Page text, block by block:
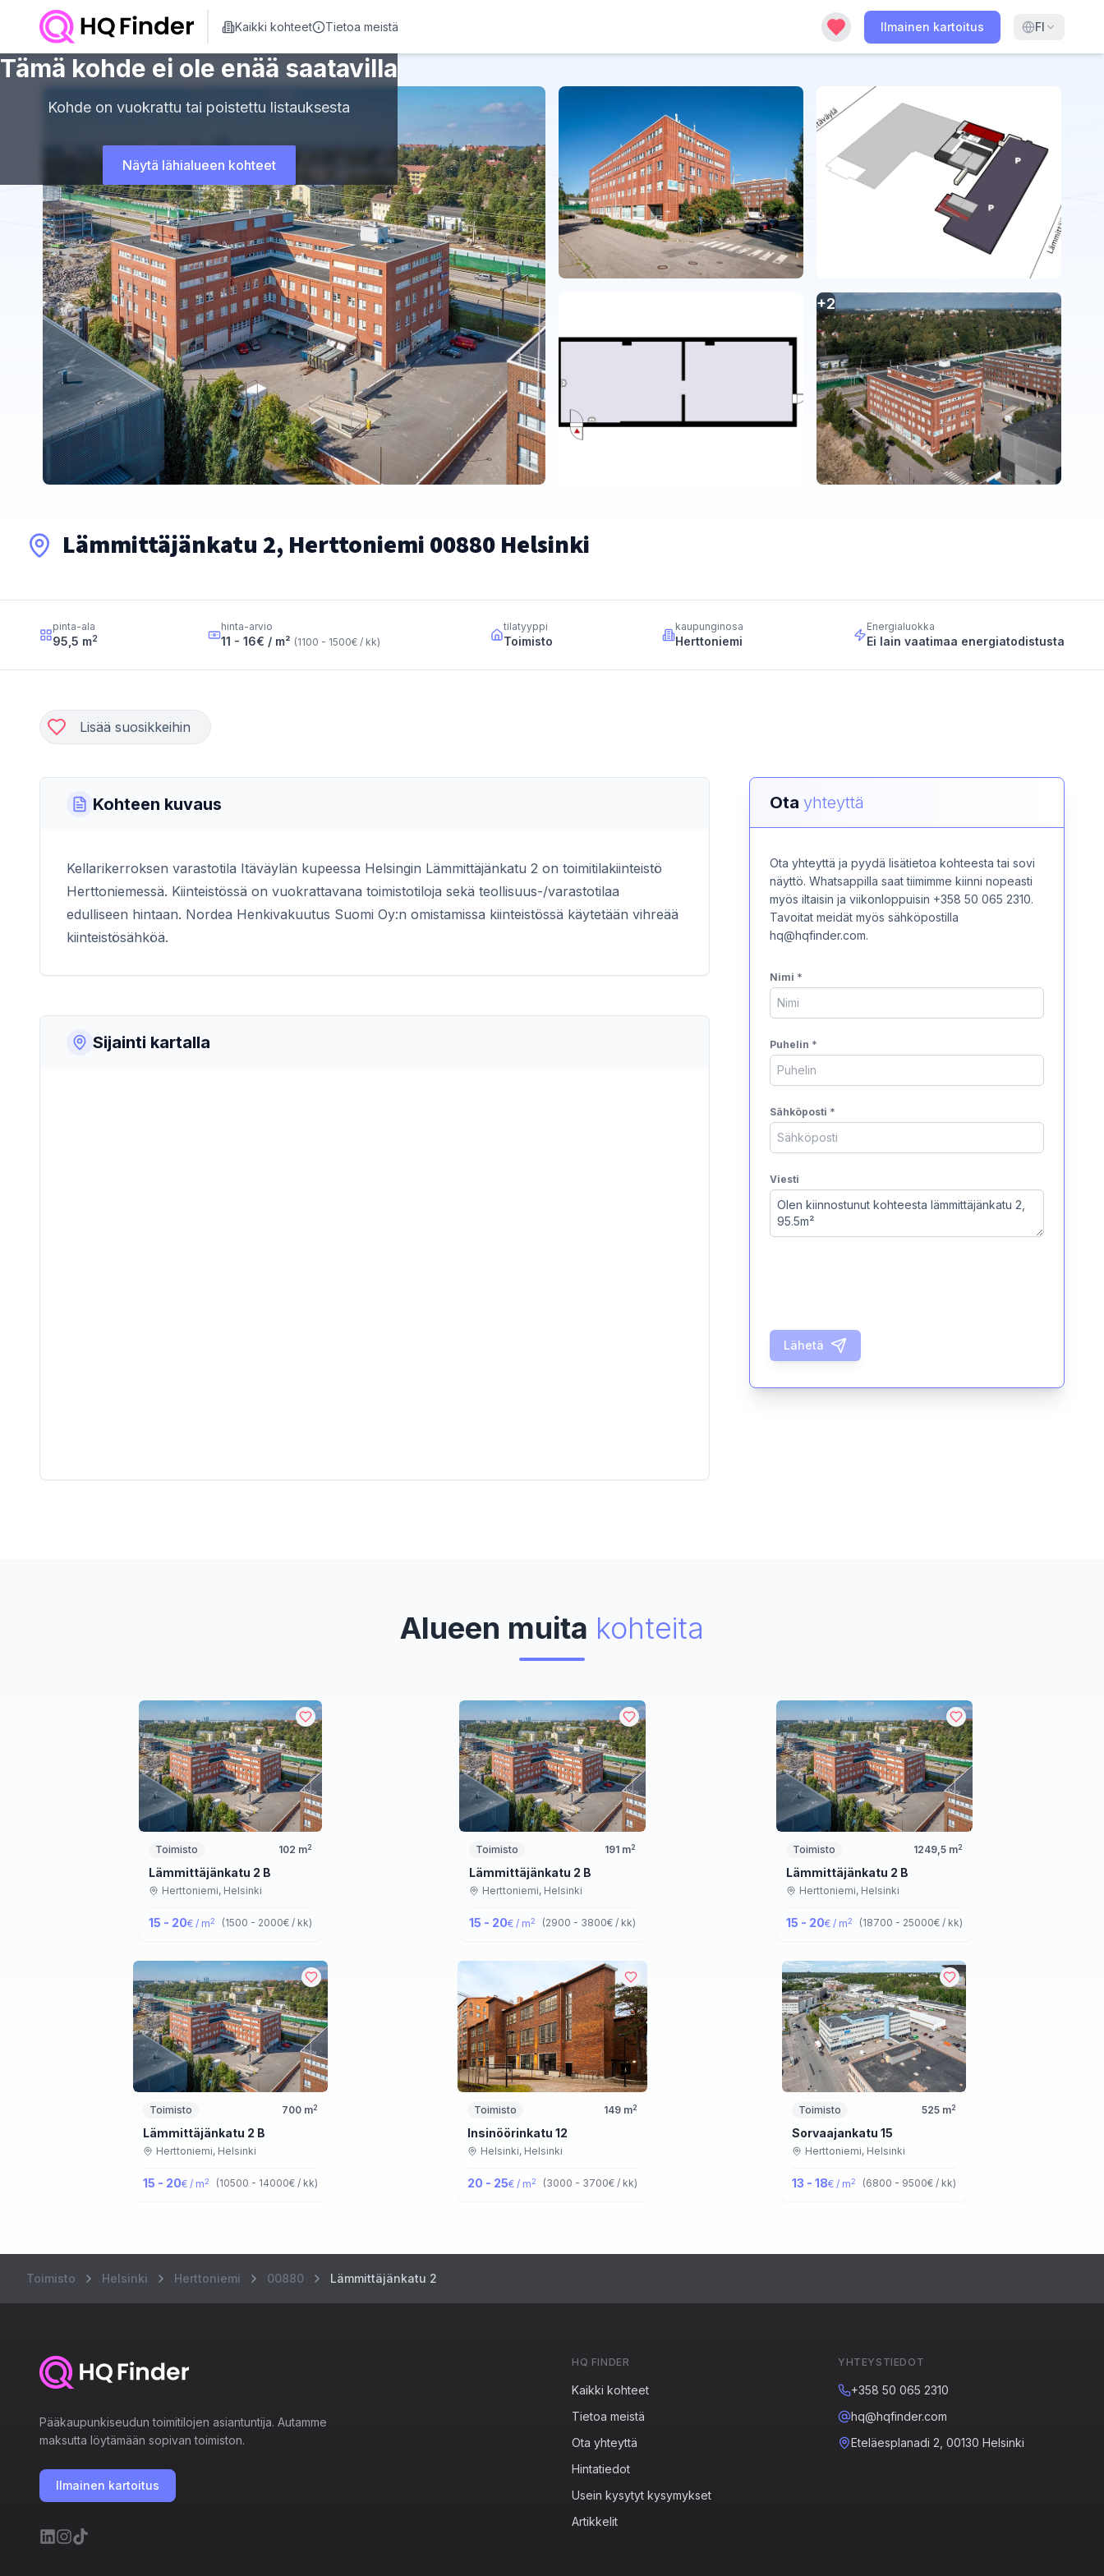
Kaikki kohteet Tietoa meistä Ilmainen kartoitus FI
Tämä kohde ei ole enää saatavilla
Kohde on vuokrattu tai poistettu listauksesta
Näytä lähialueen kohteet
+2
Lämmittäjänkatu 2, Herttoniemi 00880 Helsinki
pinta-ala
95,5 m2
hinta-arvio
11 - 16€ / m² (1100 - 1500€ / kk)
tilatyyppi
Toimisto
kaupunginosa
Herttoniemi
Energialuokka
Ei lain vaatimaa energiatodistusta
Lisää suosikkeihin
Kohteen kuvaus
Kellarikerroksen varastotila Itäväylän kupeessa Helsingin Lämmittäjänkatu 2 on toimitilakiinteistö
Herttoniemessä. Kiinteistössä on vuokrattavana toimistotiloja sekä teollisuus-/varastotilaa
edulliseen hintaan. Nordea Henkivakuutus Suomi Oy:n omistamissa kiinteistössä käytetään vihreää
kiinteistösähköä.
Sijainti kartalla
Ota yhteyttä
Ota yhteyttä ja pyydä lisätietoa kohteesta tai sovi
näyttö. Whatsappilla saat tiimimme kiinni nopeasti
myös iltaisin ja viikonloppuisin +358 50 065 2310.
Tavoitat meidät myös sähköpostilla
hq@hqfinder.com.
Nimi *
Puhelin *
Sähköposti *
Viesti
Lähetä
Alueen muita kohteita
Toimisto 102 m2
Lämmittäjänkatu 2 B
Herttoniemi, Helsinki
15 - 20€ / m2 (1500 - 2000€ / kk)
Toimisto 191m2
Lämmittäjänkatu 2 B
Herttoniemi, Helsinki
15 - 20€ / m2 (2900 - 3800€ / kk)
Toimisto 1249,5m2
Lämmittäjänkatu 2 B
Herttoniemi, Helsinki
15 - 20€ / m2 (18700 - 25000€ / kk)
Toimisto 700m2
Lämmittäjänkatu 2 B
Herttoniemi, Helsinki
15 - 20€ / m2 (10500 - 14000€ / kk)
Toimisto 149m2
Insinöörinkatu 12
Helsinki, Helsinki
20 - 25€ / m2 (3000 - 3700€ / kk)
Toimisto 525 m2
Sorvaajankatu 15
Herttoniemi, Helsinki
13 - 18€ / m2 (6800 - 9500€ / kk)
Toimisto Helsinki Herttoniemi 00880 Lämmittäjänkatu 2
Pääkaupunkiseudun toimitilojen asiantuntija. Autamme
maksutta löytämään sopivan toimiston.
Ilmainen kartoitus
HQ FINDER
Kaikki kohteet
Tietoa meistä
Ota yhteyttä
Hintatiedot
Usein kysytyt kysymykset
Artikkelit
YHTEYSTIEDOT
+358 50 065 2310
hq@hqfinder.com
Eteläesplanadi 2, 00130 Helsinki